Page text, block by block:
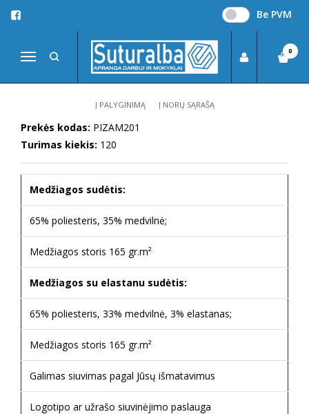
Be PVM
Navigacija
0
Pagrindinis
MEDICININĖ PIŽAMA
Į PALYGINIMĄ Į NORŲ SĄRAŠĄ
Prekės kodas: PIZAM201
Turimas kiekis: 120
Medžiagos sudėtis:
65% poliesteris, 35% medvilnė;
Medžiagos storis 165 gr.m²
Medžiagos su elastanu sudėtis:
65% poliesteris, 33% medvilnė, 3% elastanas;
Medžiagos storis 165 gr.m²
Galimas siuvimas pagal Jūsų išmatavimus
Logotipo ar užrašo siuvinėjimo paslauga